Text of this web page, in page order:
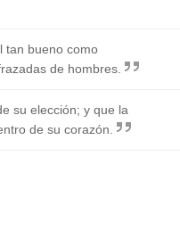
tan bueno como
de hombres.
su elección; y que la
de su corazón.